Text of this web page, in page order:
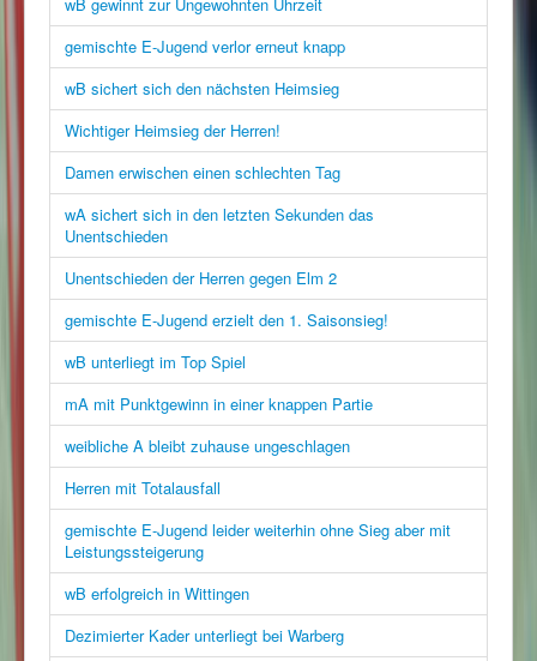
wB gewinnt zur Ungewohnten Uhrzeit
gemischte E-Jugend verlor erneut knapp
wB sichert sich den nächsten Heimsieg
Wichtiger Heimsieg der Herren!
Damen erwischen einen schlechten Tag
wA sichert sich in den letzten Sekunden das
Unentschieden
Unentschieden der Herren gegen Elm 2
gemischte E-Jugend erzielt den 1. Saisonsieg!
wB unterliegt im Top Spiel
mA mit Punktgewinn in einer knappen Partie
weibliche A bleibt zuhause ungeschlagen
Herren mit Totalausfall
gemischte E-Jugend leider weiterhin ohne Sieg aber mit
Leistungssteigerung
wB erfolgreich in Wittingen
Dezimierter Kader unterliegt bei Warberg